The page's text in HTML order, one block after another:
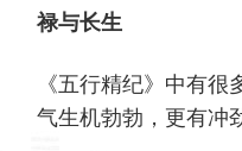
禄与长生
《五行精纪》中有
气生机勃勃，更有冲